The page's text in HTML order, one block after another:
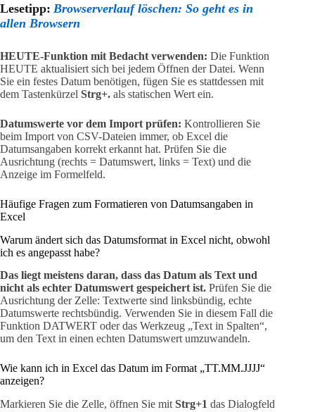
Lesetipp: Browserverlauf löschen: So geht es in
allen Browsern
HEUTE-Funktion mit Bedacht verwenden: Die Funktion
HEUTE aktualisiert sich bei jedem Öffnen der Datei. Wenn
Sie ein festes Datum benötigen, fügen Sie es stattdessen mit
dem Tastenkürzel Strg+. als statischen Wert ein.
Datumswerte vor dem Import prüfen: Kontrollieren Sie
beim Import von CSV-Dateien immer, ob Excel die
Datumsangaben korrekt erkannt hat. Prüfen Sie die
Ausrichtung (rechts = Datumswert, links = Text) und die
Anzeige im Formelfeld.
Häufige Fragen zum Formatieren von Datumsangaben in
Excel
Warum ändert sich das Datumsformat in Excel nicht, obwohl
ich es angepasst habe?
Das liegt meistens daran, dass das Datum als Text und
nicht als echter Datumswert gespeichert ist. Prüfen Sie die
Ausrichtung der Zelle: Textwerte sind linksbündig, echte
Datumswerte rechtsbündig. Verwenden Sie in diesem Fall die
Funktion DATWERT oder das Werkzeug „Text in Spalten“,
um den Text in einen echten Datumswert umzuwandeln.
Wie kann ich in Excel das Datum im Format „TT.MM.JJJJ“
anzeigen?
Markieren Sie die Zelle, öffnen Sie mit Strg+1 das Dialogfeld